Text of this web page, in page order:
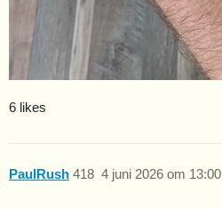
6 likes
PaulRush 4 juni 2026 om 13:00
418